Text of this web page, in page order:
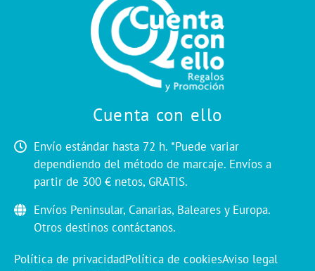
Cuenta con ello
Envío estándar hasta 72 h. *Puede variar
dependiendo del método de marcaje. Envíos a
partir de 300 € netos, GRATIS.
Envíos Peninsular, Canarias, Baleares y Europa.
Otros destinos contáctanos.
Política de privacidadPolítica de cookiesAviso legal